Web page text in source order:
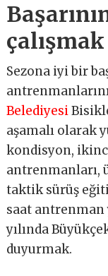
çalışmak
Sezona iyi bir
Belediyesi
aşamalı olarak
kondisyon,
antrenmanları,
taktik sürüş
saat antrenman
yılında
duyurmak.